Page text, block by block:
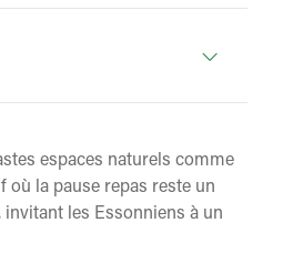
espaces naturels comme
où la pause repas reste un
les Essonniens à un